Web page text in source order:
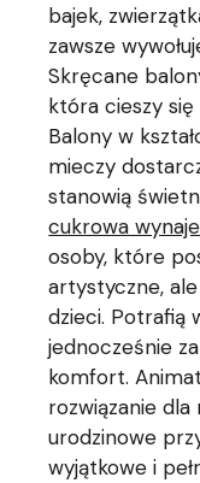
bajek,
zawsze
Skręcane
która cieszy
Balony w
mieczy
stanowią
cukrowa
osoby, które
artystyczne,
dzieci. Potrafią
jednocześnie
komfort.
rozwiązanie
urodzinowe
wyjątkowe i